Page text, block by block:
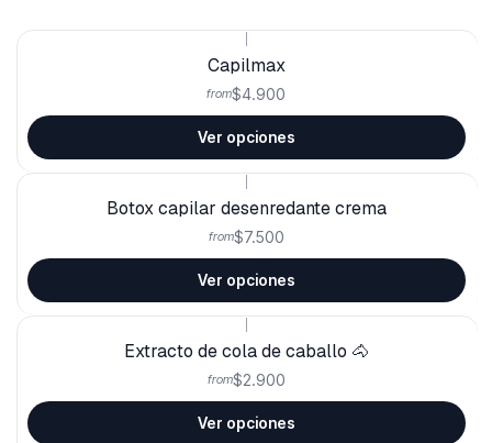
Capilmax
from$4.900
Ver opciones
Botox capilar desenredante crema
from$7.500
Ver opciones
Extracto de cola de caballo 🐴
from$2.900
Ver opciones